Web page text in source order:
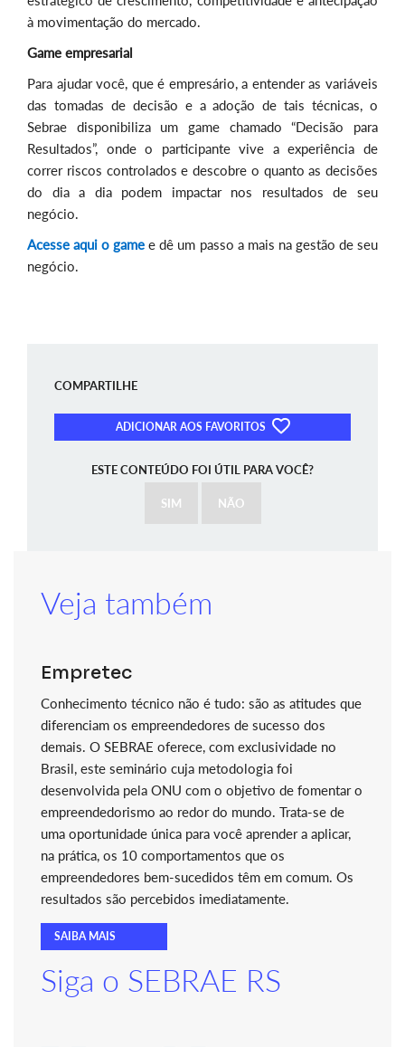
à movimentação do mercado.
Game empresarial
Para ajudar você, que é empresário, a entender as variáveis
das tomadas de decisão e a adoção de tais técnicas, o
Sebrae disponibiliza um game chamado “Decisão para
Resultados”, onde o participante vive a experiência de
correr riscos controlados e descobre o quanto as decisões
do dia a dia podem impactar nos resultados de seu
negócio.
Acesse aqui o game e dê um passo a mais na gestão de seu
negócio.
COMPARTILHE
ADICIONAR AOS FAVORITOS
ESTE CONTEÚDO FOI ÚTIL PARA VOCÊ?
SIM NÃO
Veja também
Empretec
Conhecimento técnico não é tudo: são as atitudes que
diferenciam os empreendedores de sucesso dos
demais. O SEBRAE oferece, com exclusividade no
Brasil, este seminário cuja metodologia foi
desenvolvida pela ONU com o objetivo de fomentar o
empreendedorismo ao redor do mundo. Trata-se de
uma oportunidade única para você aprender a aplicar,
na prática, os 10 comportamentos que os
empreendedores bem-sucedidos têm em comum. Os
resultados são percebidos imediatamente.
SAIBA MAIS
Siga o SEBRAE RS